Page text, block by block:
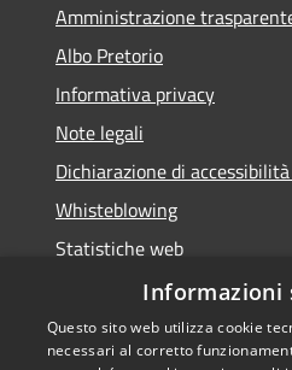
Amministrazione
Albo Pretorio
Informativa privacy
Note legali
Dichiarazione di
Whisteblowing
Statistiche web
Segnalazioni di non
Informazioni
Questo sito web utilizza cookie
necessari al corretto